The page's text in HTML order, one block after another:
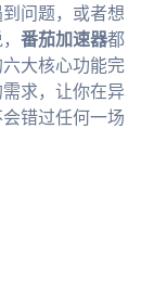
问题，或者想
番茄加速器都
大核心功能完
求，让你在异
错过任何一场